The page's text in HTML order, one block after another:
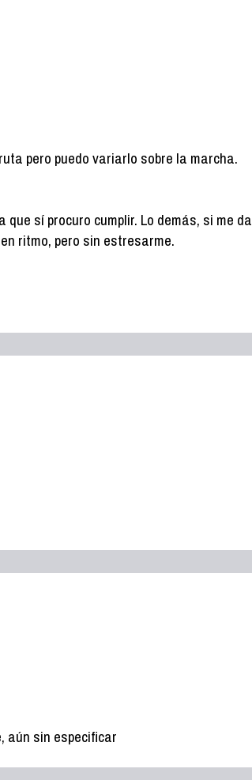
pero puedo variarlo sobre la marcha.
sí procuro cumplir. Lo demás, si me da
ritmo, pero sin estresarme.
aún sin especificar